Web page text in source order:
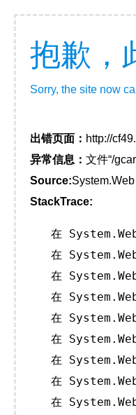
抱歉，
Sorry, the site now
出错页面： http://
异常信息： 文件“/
Source:System.Web
StackTrace:
在
在
在
在
在
在
在
在
在